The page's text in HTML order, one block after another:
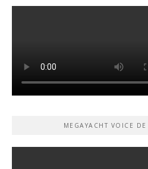
MEGAYACHT VOICE